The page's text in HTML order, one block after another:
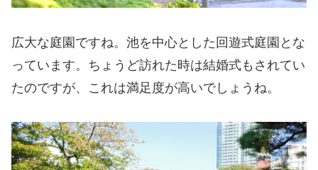
広大な庭園ですね。池を中心とした回遊式庭園とな
っています。ちょうど訪れた時は結婚式もされてい
たのですが、これは満足度が高いでしょうね。